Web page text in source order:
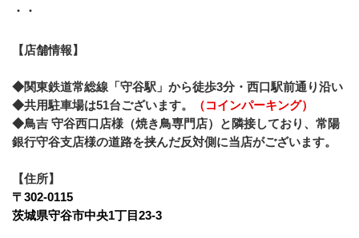
・・
【店舗情報】
◆関東鉄道常総線「守谷駅」から徒歩3分・西口駅前通り沿い
◆共用駐車場は51台ございます。
（コインパーキング）
◆鳥吉 守谷西口店様（焼き鳥専門店）と隣接しており、常陽
銀行守谷支店様の道路を挟んだ反対側に当店がございます。
【住所】
〒302-0115
茨城県守谷市中央1丁目23-3